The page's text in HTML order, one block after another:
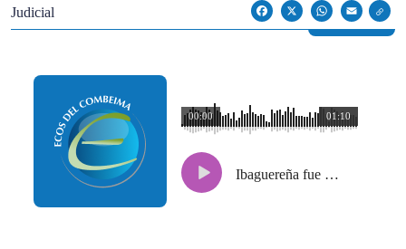
Econoticias y Eventos
Judicial
FacebookX WhatsAppEmail
01:10
00:00
Ibaguereña fue asesinada a tiros en Anzoátegui